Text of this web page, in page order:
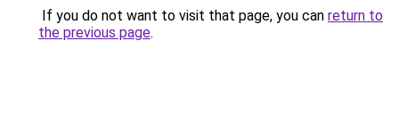
If you do not want to visit that page, you can return to
the previous page.